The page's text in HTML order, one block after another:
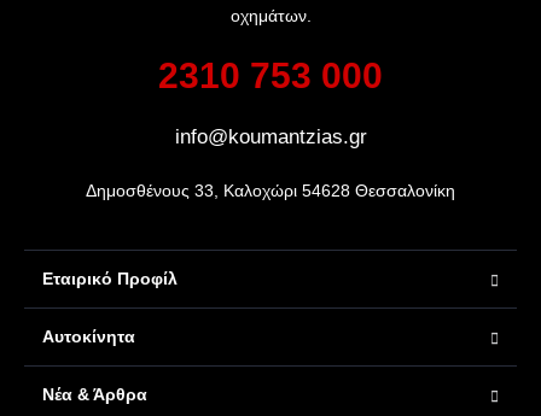
οχημάτων.
2310 753 000
info@koumantzias.gr
Δημοσθένους 33, Καλοχώρι 54628 Θεσσαλονίκη
Εταιρικό Προφίλ
Αυτοκίνητα
Νέα & Άρθρα